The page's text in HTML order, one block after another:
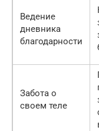
Ведение
дневника
благодарности
Забота о
своем теле